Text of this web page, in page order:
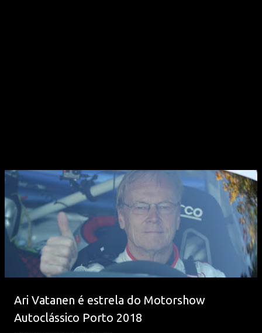
Ari Vatanen é estrela do Motorshow
Autoclássico Porto 2018